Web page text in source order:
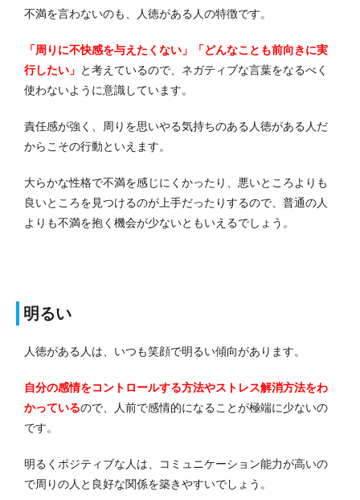
不満を言わないのも、人徳がある人の特徴です。
「周りに不快感を与えたくない」「どんなことも前向きに実
行したい」 と考えているので、ネガティブな言葉をなるべく
使わないように意識しています。
責任感が強く、周りを思いやる気持ちのある人徳がある人だ
からこその行動といえます。
大らかな性格で不満を感じにくかったり、悪いところよりも
良いところを見つけるのが上手だったりするので、普通の人
よりも不満を抱く機会が少ないともいえるでしょう。
明るい
人徳がある人は、いつも笑顔で明るい傾向があります。
自分の感情をコントロールする方法やストレス解消方法をわ
かっているので、人前で感情的になることが極端に少ないの
です。
明るくポジティブな人は、コミュニケーション能力が高いの
で周りの人と良好な関係を築きやすいでしょう。